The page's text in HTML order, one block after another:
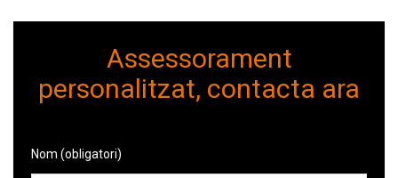
Assessorament
personalitzat, contacta ara
Nom (obligatori)